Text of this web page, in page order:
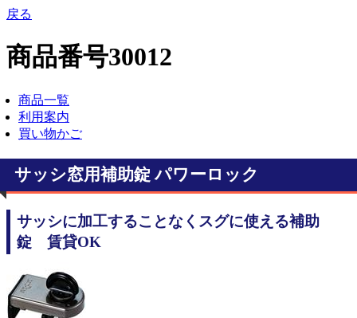
戻る
商品番号30012
商品一覧
利用案内
買い物かご
サッシ窓用補助錠 パワーロック
サッシに加工することなくスグに使える補助
錠 賃貸OK